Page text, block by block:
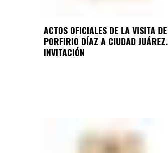
ACTOS OFICIALES DE LA VISITA DE
PORFIRIO DÍAZ A CIUDAD JUÁREZ.
INVITACIÓN